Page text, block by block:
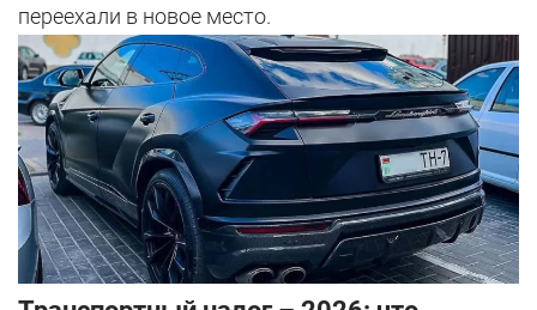
переехали в новое место.